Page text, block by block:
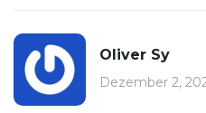
Oliver Sy
Dezember 2,